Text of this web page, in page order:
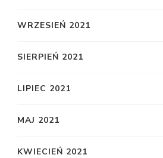
WRZESIEŃ 2021
SIERPIEŃ 2021
LIPIEC 2021
MAJ 2021
KWIECIEŃ 2021